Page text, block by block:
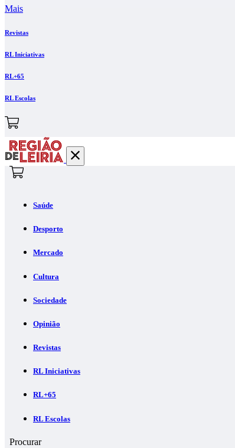
Mais
Revistas
RL Iniciativas
RL+65
RL Escolas
Saúde
Desporto
Mercado
Cultura
Sociedade
Opinião
Revistas
RL Iniciativas
RL+65
RL Escolas
Procurar